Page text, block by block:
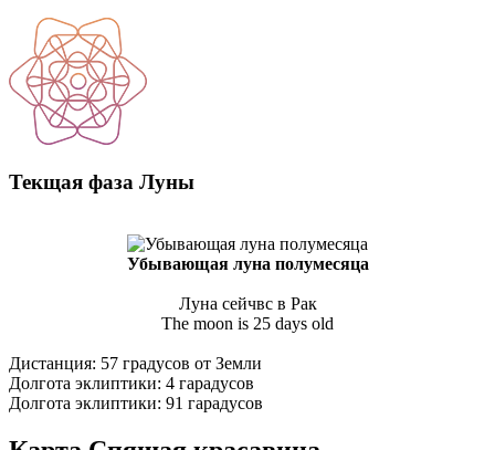
Текщая фаза Луны
Убывающая луна полумесяца
Луна сейчвс в Рак
The moon is 25 days old
Дистанция: 57 градусов от Земли
Долгота эклиптики: 4 гарадусов
Долгота эклиптики: 91 гарадусов